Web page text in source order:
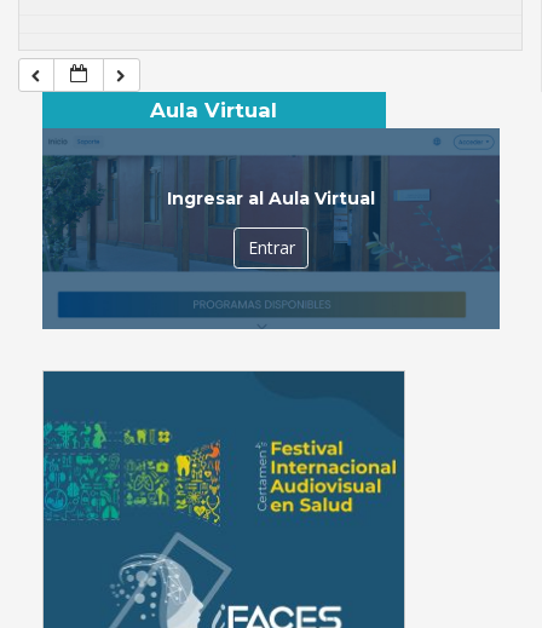
Aula Virtual
Ingresar al Aula Virtual
Entrar